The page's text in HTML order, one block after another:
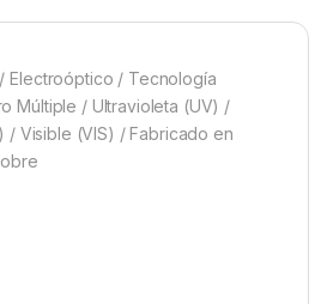
Electroóptico / Tecnología
Múltiple / Ultravioleta (UV) /
/ Visible (VIS) / Fabricado en